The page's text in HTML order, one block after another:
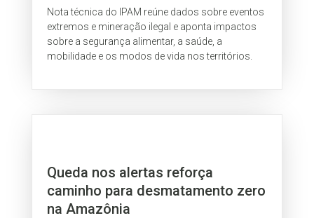
Nota técnica do IPAM reúne dados sobre eventos
extremos e mineração ilegal e aponta impactos
sobre a segurança alimentar, a saúde, a
mobilidade e os modos de vida nos territórios.
Queda nos alertas reforça
caminho para desmatamento zero
na Amazônia